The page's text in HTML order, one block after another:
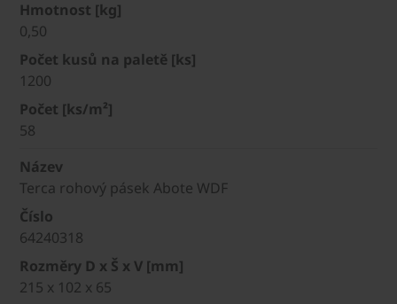
Hmotnost [kg]
0,50
Počet kusů na paletě [ks]
1200
Počet [ks/m²]
58
Název
Terca rohový pásek Abote WDF
Číslo
64240318
Rozměry D x Š x V [mm]
215 x 102 x 65